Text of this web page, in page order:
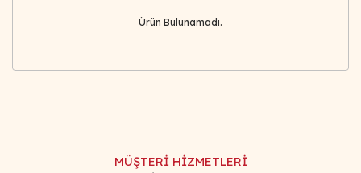
Ürün Bulunamadı.
MÜŞTERİ HİZMETLERİ